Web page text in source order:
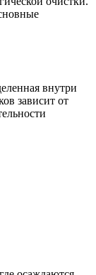
внутри
зависит от